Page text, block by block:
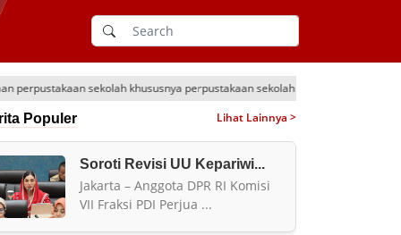
perpustakaan sekolah Dasar yang kurang baik
Populer Lihat Lainnya >
Soroti Revisi UU Kepariwi...
Jakarta – Anggota DPR RI Komisi
VII Fraksi PDI Perjua ...